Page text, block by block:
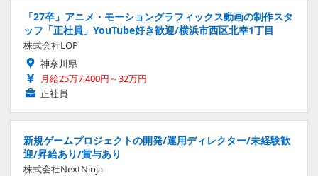
「27卒」アニメ・モーショングラフィックス動画の制作スタ
ッフ「正社員」YouTube好き歓迎/横浜市西区北幸1丁目
株式会社LOP
神奈川県
月給25万7,400円～32万円
正社員
新規ゲームプロジェクトの開発/運用ディレクター/未経験歓
迎/昇給あり/賞与あり
株式会社NextNinja